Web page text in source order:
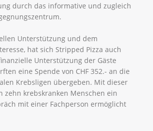
durch das informative und zugleich
Unterstützung und dem
hat sich Stripped Pizza auch
Unterstützung der Gäste
eine Spende von CHF 352.- an die
Krebsligen übergeben. Mit dieser
zehn krebskranken Menschen ein
mit einer Fachperson ermöglicht